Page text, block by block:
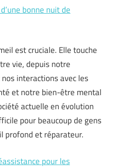
bonne nuit de
est cruciale. Elle touche
vie, depuis notre
interactions avec les
et notre bien-être mental
actuelle en évolution
pour beaucoup de gens
profond et réparateur.
pour les